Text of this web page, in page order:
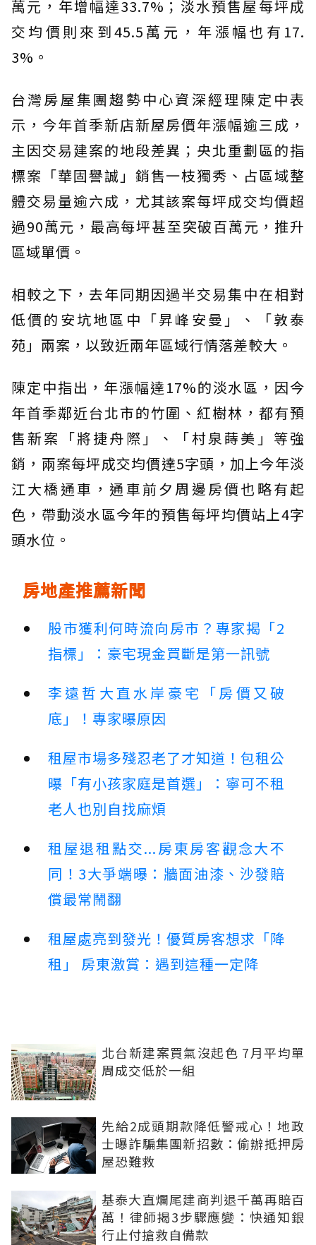
萬元，年增幅達33.7%；淡水預售屋每坪成
交均價則來到45.5萬元，年漲幅也有17.
3%。
台灣房屋集團趨勢中心資深經理陳定中表
示，今年首季新店新屋房價年漲幅逾三成，
主因交易建案的地段差異；央北重劃區的指
標案「華固譽誠」銷售一枝獨秀、占區域整
體交易量逾六成，尤其該案每坪成交均價超
過90萬元，最高每坪甚至突破百萬元，推升
區域單價。
相較之下，去年同期因過半交易集中在相對
低價的安坑地區中「昇峰安曼」、「敦泰
苑」兩案，以致近兩年區域行情落差較大。
陳定中指出，年漲幅達17%的淡水區，因今
年首季鄰近台北市的竹圍、紅樹林，都有預
售新案「將捷舟際」、「村泉蒔美」等強
銷，兩案每坪成交均價達5字頭，加上今年淡
江大橋通車，通車前夕周邊房價也略有起
色，帶動淡水區今年的預售每坪均價站上4字
頭水位。
房地產推薦新聞
股市獲利何時流向房市？專家揭「2
指標」：豪宅現金買斷是第一訊號
李遠哲大直水岸豪宅「房價又破
底」！專家曝原因
租屋市場多殘忍老了才知道！包租公
曝「有小孩家庭是首選」：寧可不租
老人也別自找麻煩
租屋退租點交...房東房客觀念大不
同！3大爭端曝：牆面油漆、沙發賠
償最常鬧翻
租屋處亮到發光！優質房客想求「降
租」 房東激賞：遇到這種一定降
北台新建案買氣沒起色 7月平均單
周成交低於一組
先給2成頭期款降低警戒心！地政
士曝詐騙集團新招數：偷辦抵押房
屋恐難救
基泰大直爛尾建商判退千萬再賠百
萬！律師揭3步驟應變：快通知銀
行止付搶救自備款